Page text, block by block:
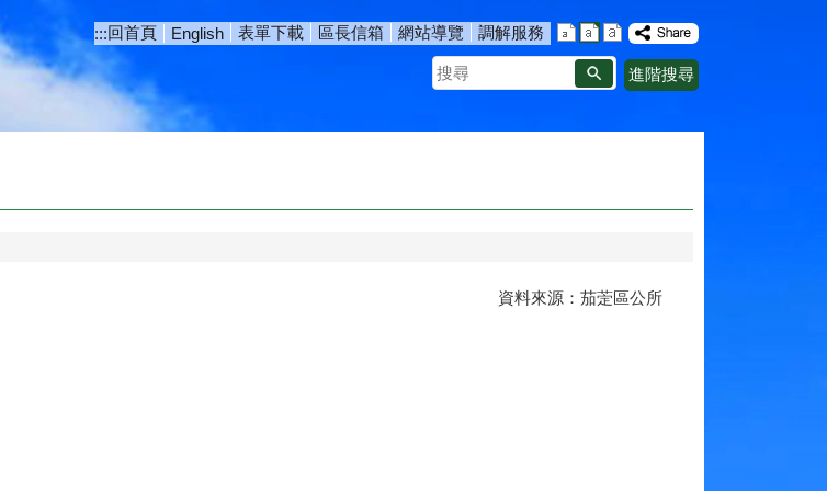
:::回首頁 English 表單下載 區長信箱 網站導覽
調解服務
搜
尋
進階搜尋
資料來源：茄萣區公所